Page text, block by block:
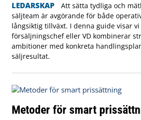
LEDARSKAP
Att sätta tydliga och
säljteam är avgörande för både
långsiktig tillväxt. I denna guide visar
försäljningschef eller VD kombinerar
ambitioner med konkreta
säljresultat.
Metoder för smart